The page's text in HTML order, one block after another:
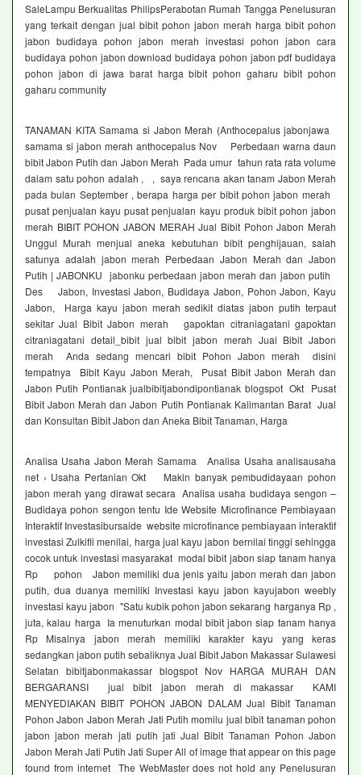
SaleLampu Berkualitas PhilipsPerabotan Rumah Tangga Penelusuran
yang terkait dengan jual bibit pohon jabon merah harga bibit pohon
jabon budidaya pohon jabon merah investasi pohon jabon cara
budidaya pohon jabon download budidaya pohon jabon pdf budidaya
pohon jabon di jawa barat harga bibit pohon gaharu bibit pohon
gaharu community
TANAMAN KITA Samama si Jabon Merah (Anthocepalus jabonjawa
samama si jabon merah anthocepalus Nov Perbedaan warna daun
bibit Jabon Putih dan Jabon Merah Pada umur tahun rata rata volume
dalam satu pohon adalah , , saya rencana akan tanam Jabon Merah
pada bulan September , berapa harga per bibit pohon jabon merah
pusat penjualan kayu pusat penjualan kayu produk bibit pohon jabon
merah BIBIT POHON JABON MERAH Jual Bibit Pohon Jabon Merah
Unggul Murah menjual aneka kebutuhan bibit penghijauan, salah
satunya adalah jabon merah Perbedaan Jabon Merah dan Jabon
Putih | JABONKU jabonku perbedaan jabon merah dan jabon putih
Des Jabon, Investasi Jabon, Budidaya Jabon, Pohon Jabon, Kayu
Jabon, Harga kayu jabon merah sedikit diatas jabon putih terpaut
sekitar Jual Bibit Jabon merah gapoktan citraniagatani gapoktan
citraniagatani detail_bibit jual bibit jabon merah Jual Bibit Jabon
merah Anda sedang mencari bibit Pohon Jabon merah disini
tempatnya Bibit Kayu Jabon Merah, Pusat Bibit Jabon Merah dan
Jabon Putih Pontianak jualbibitjabondipontianak blogspot Okt Pusat
Bibit Jabon Merah dan Jabon Putih Pontianak Kalimantan Barat Jual
dan Konsultan Bibit Jabon dan Aneka Bibit Tanaman, Harga
Analisa Usaha Jabon Merah Samama Analisa Usaha analisausaha
net › Usaha Pertanian Okt Makin banyak pembudidayaan pohon
jabon merah yang dirawat secara Analisa usaha budidaya sengon –
Budidaya pohon sengon tentu Ide Website Microfinance Pembiayaan
Interaktif Investasibursaide website microfinance pembiayaan interaktif
investasi Zulkifli menilai, harga jual kayu jabon bernilai tinggi sehingga
cocok untuk investasi masyarakat modal bibit jabon siap tanam hanya
Rp pohon Jabon memiliki dua jenis yaitu jabon merah dan jabon
putih, dua duanya memiliki Investasi kayu jabon kayujabon weebly
investasi kayu jabon "Satu kubik pohon jabon sekarang harganya Rp ,
juta, kalau harga Ia menuturkan modal bibit jabon siap tanam hanya
Rp Misalnya jabon merah memiliki karakter kayu yang keras
sedangkan jabon putih sebaliknya Jual Bibit Jabon Makassar Sulawesi
Selatan bibitjabonmakassar blogspot Nov HARGA MURAH DAN
BERGARANSI jual bibit jabon merah di makassar KAMI
MENYEDIAKAN BIBIT POHON JABON DALAM Jual Bibit Tanaman
Pohon Jabon Jabon Merah Jati Putih momilu jual bibit tanaman pohon
jabon jabon merah jati putih jati Jual Bibit Tanaman Pohon Jabon
Jabon Merah Jati Putih Jati Super All of image that appear on this page
found from internet The WebMaster does not hold any Penelusuran